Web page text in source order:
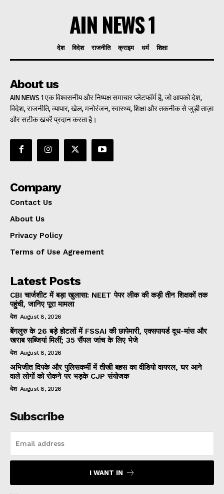
AIN NEWS 1
देश विदेश राजनीति क्राइम धर्म शिक्षा
About us
AIN NEWS 1 एक विश्वसनीय और निष्पक्ष समाचार प्लेटफॉर्म है, जो आपको देश,
विदेश, राजनीति, व्यापार, खेल, मनोरंजन, स्वास्थ्य, शिक्षा और तकनीक से जुड़ी ताज़ा
और सटीक खबरें प्रदान करता है।
Company
Contact Us
About Us
Privacy Policy
Terms of Use Agreement
Latest Posts
CBI चार्जशीट में बड़ा खुलासा: NEET पेपर लीक की कड़ी तीन शिक्षकों तक
पहुंची, जानिए पूरा मामला
देश August 8, 2026
बेंगलुरु के 26 बड़े होटलों में FSSAI की छापेमारी, एक्सपायर्ड दूध-मांस और
खराब सब्जियां मिलीं; 35 सैंपल जांच के लिए भेजे
देश August 8, 2026
अभिजीत दिपके और पुलिसकर्मी में तीखी बहस का वीडियो वायरल, घर आने
वाले लोगों को रोकने पर भड़के CJP संयोजक
देश August 8, 2026
Subscribe
I WANT IN